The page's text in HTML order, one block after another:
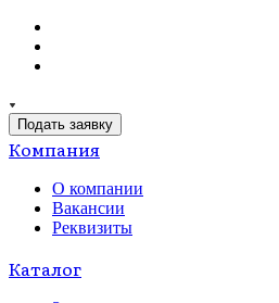
Подать заявку
Компания
О компании
Вакансии
Реквизиты
Каталог